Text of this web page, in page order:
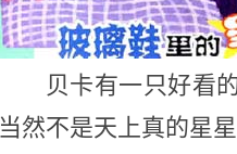
贝卡有一只好看
当然不是天上真的星